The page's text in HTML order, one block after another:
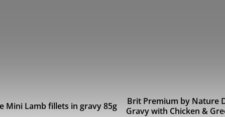
Mini Lamb fillets in gravy 85g
Brit Premium by Nature
Gravy with Chicken &